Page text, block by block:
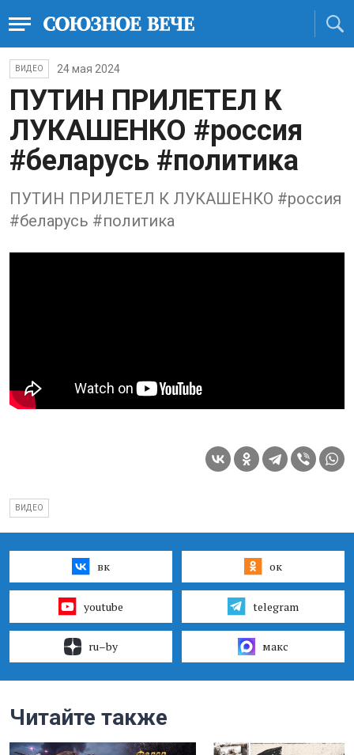
ВИДЕО 24 мая 2024
ПУТИН ПРИЛЕТЕЛ К
ЛУКАШЕНКО #россия
#беларусь #политика
ПУТИН ПРИЛЕТЕЛ К ЛУКАШЕНКО #россия
#беларусь #политика
ВИДЕО
вк ок
youtube telegram
ru–by макс
Читайте также